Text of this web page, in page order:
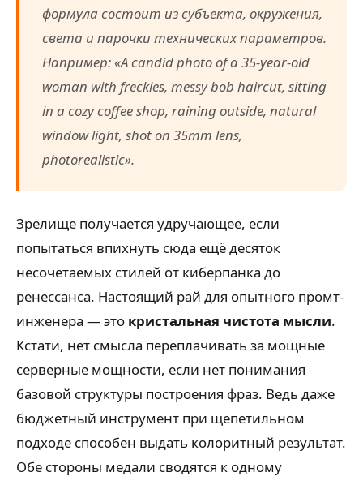
формула состоит из субъекта, окружения,
света и парочки технических параметров.
Например:«A candid photo of a 35-year-old
woman with freckles, messy bob haircut, sitting
in a cozy coffee shop, raining outside, natural
window light, shot on 35mm lens,
photorealistic».
Зрелище получается удручающее, если
попытаться впихнуть сюда ещё десяток
несочетаемых стилей от киберпанка до
ренессанса. Настоящий рай для опытного промт-
инженера — это кристальная чистота мысли.
Кстати, нет смысла переплачивать за мощные
серверные мощности, если нет понимания
базовой структуры построения фраз. Ведь даже
бюджетный инструмент при щепетильном
подходе способен выдать колоритный результат.
Обе стороны медали сводятся к одному